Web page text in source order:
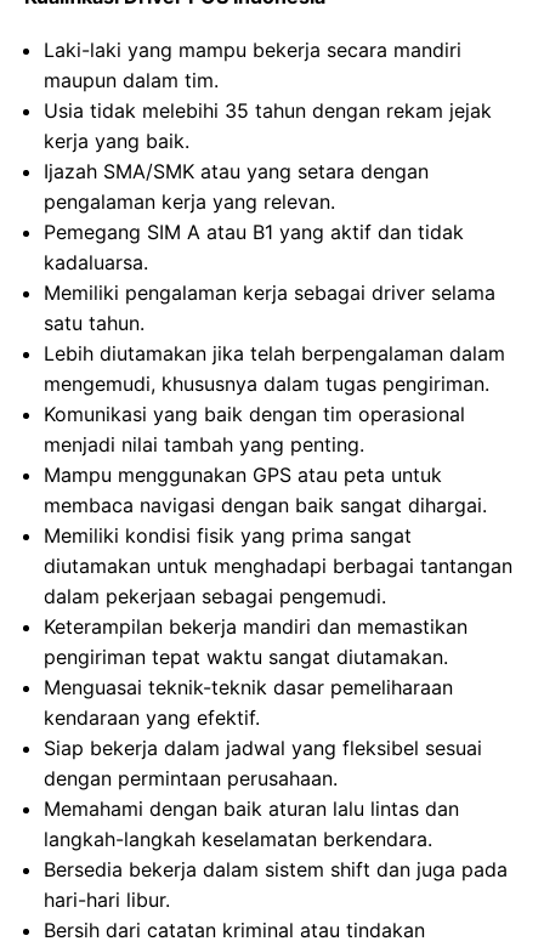
Laki-laki yang mampu bekerja secara mandiri
maupun dalam tim.
Usia tidak melebihi 35 tahun dengan rekam jejak
kerja yang baik.
Ijazah SMA/SMK atau yang setara dengan
pengalaman kerja yang relevan.
Pemegang SIM A atau B1 yang aktif dan tidak
kadaluarsa.
Memiliki pengalaman kerja sebagai driver selama
satu tahun.
Lebih diutamakan jika telah berpengalaman dalam
mengemudi, khususnya dalam tugas pengiriman.
Komunikasi yang baik dengan tim operasional
menjadi nilai tambah yang penting.
Mampu menggunakan GPS atau peta untuk
membaca navigasi dengan baik sangat dihargai.
Memiliki kondisi fisik yang prima sangat
diutamakan untuk menghadapi berbagai tantangan
dalam pekerjaan sebagai pengemudi.
Keterampilan bekerja mandiri dan memastikan
pengiriman tepat waktu sangat diutamakan.
Menguasai teknik-teknik dasar pemeliharaan
kendaraan yang efektif.
Siap bekerja dalam jadwal yang fleksibel sesuai
dengan permintaan perusahaan.
Memahami dengan baik aturan lalu lintas dan
langkah-langkah keselamatan berkendara.
Bersedia bekerja dalam sistem shift dan juga pada
hari-hari libur.
Bersih dari catatan kriminal atau tindakan